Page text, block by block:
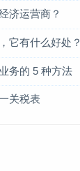
济运营商？
它有什么好处？
务的 5 种方法
关税表